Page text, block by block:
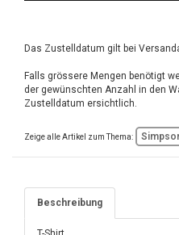
Das Zustelldatum gilt bei
Falls grössere Mengen benötigt
der gewünschten Anzahl in den
Zustelldatum ersichtlich.
Zeige alle Artikel zum Thema:
Beschreibung